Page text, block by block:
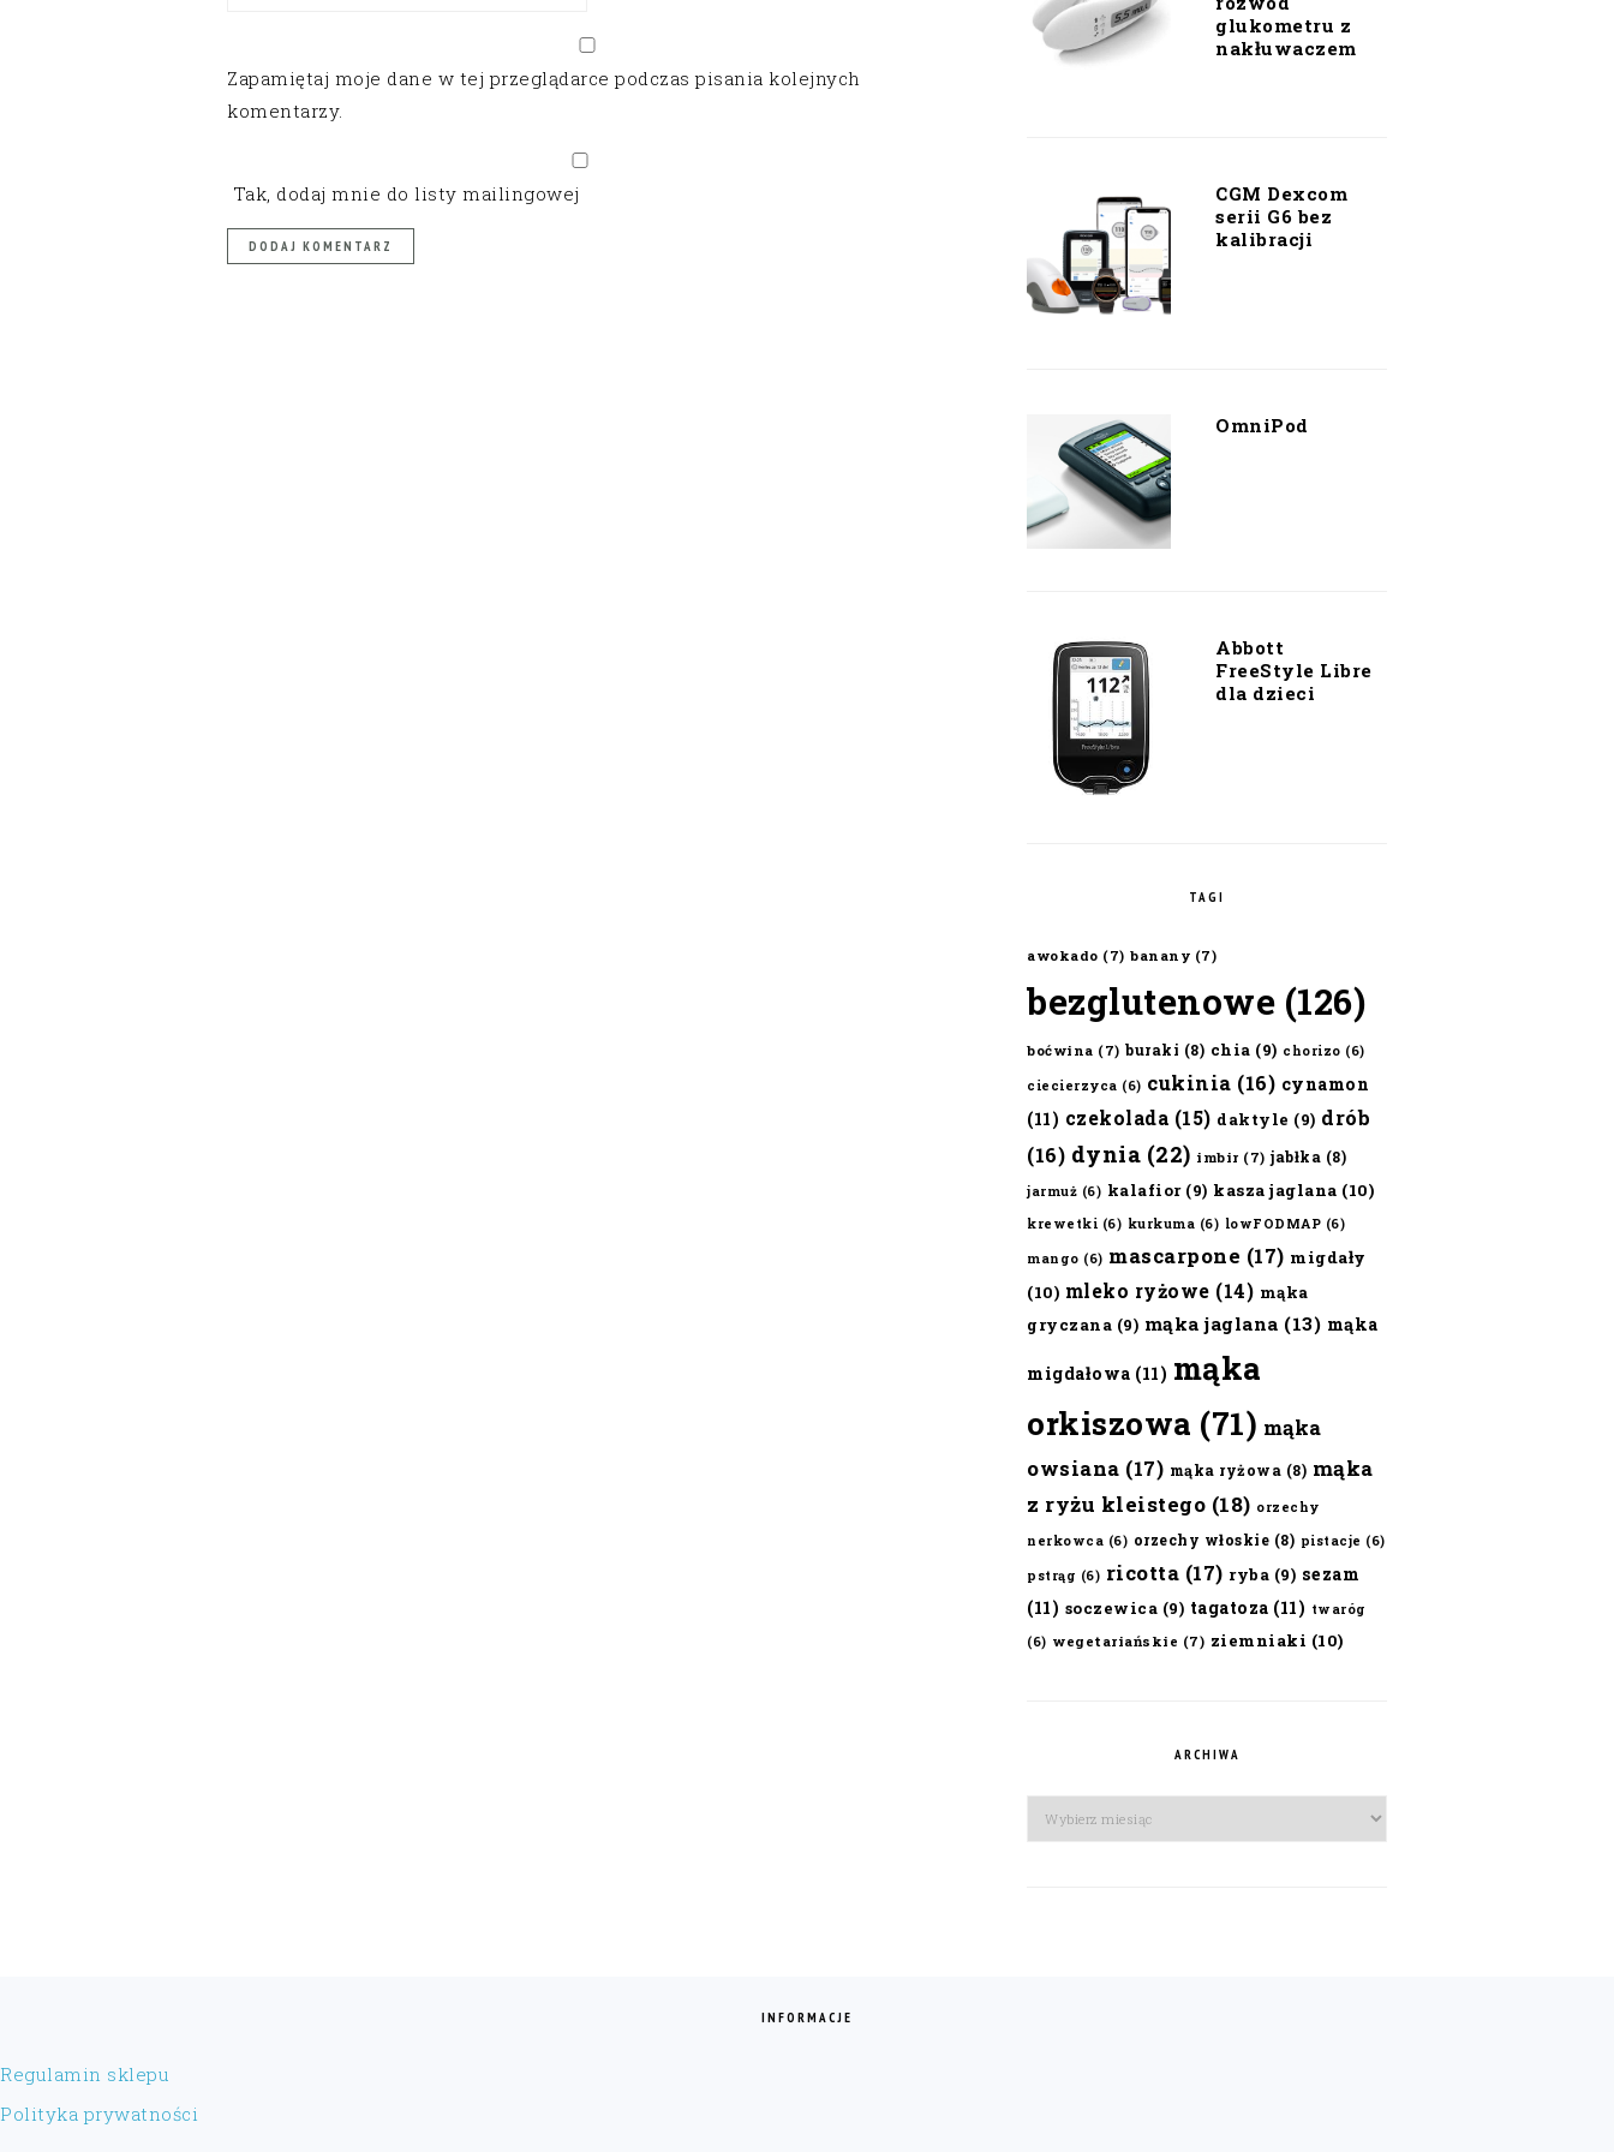
Zapamiętaj moje dane w tej przeglądarce podczas pisania kolejnych
komentarzy.
Tak, dodaj mnie do listy mailingowej
glukometru z
nakłuwaczem
CGM Dexcom
serii G6 bez
kalibracji
OmniPod
Abbott
FreeStyle Libre
dla dzieci
TAGI
awokado (7) banany (7)
bezglutenowe (126)
boćwina (7) buraki (8) chia (9) chorizo (6)
ciecierzyca (6) cukinia (16) cynamon
(11) czekolada (15) daktyle (9) drób
(16) dynia (22) imbir (7) jabłka (8)
jarmuż (6) kalafior(9) kasza jaglana (10)
krewetki (6) kurkuma (6) lowFODMAP (6)
mango (6) mascarpone (17) migdały
(10) mleko ryżowe (14) mąka
gryczana (9) mąka jaglana (13) mąka
migdałowa (11) mąka
orkiszowa (71) mąka
owsiana (17) mąka ryżowa (8) mąka
z ryżu kleistego (18) orzechy
nerkowca (6) orzechy włoskie (8) pistacje (6)
pstrąg (6) ricotta (17) ryba (9) sezam
(11) soczewica (9) tagatoza (11) twaróg
(6) wegetariańskie (7) ziemniaki (10)
ARCHIWA
Archiwa
INFORMACJE
Regulamin sklepu
Polityka prywatności